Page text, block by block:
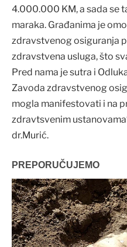
4.000.000 KM, a sada se
maraka. Građanima je
zdravstvenog osiguranja
zdravstvena usluga, što
Pred nama je sutra i
Zavoda zdravstvenog
mogla manifestovati i na
zdravtsvenim
dr.Murić.